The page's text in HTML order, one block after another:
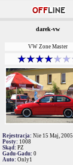
darek-vw
VW Zone Master
Rejestracja: Nie 15 Maj, 2005
Posty: 1008
Skąd: PZ
Gadu-Gadu: 0
Auto: Only1